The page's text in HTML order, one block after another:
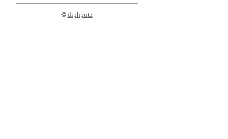
© diphputz